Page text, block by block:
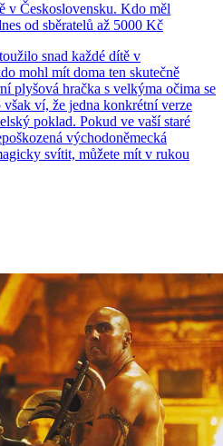
v Československu. Kdo měl
od sběratelů až 5000 Kč
snad každé dítě v
mohl mít doma ten skutečně
plyšová hračka s velkýma očima se
ví, že jedna konkrétní verze
poklad. Pokud ve vaší staré
východoněmecká
svítit, můžete mít v rukou